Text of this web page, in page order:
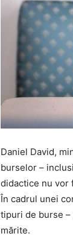
Daniel David,
burselor –
didactice nu vor
În cadrul unei
tipuri de burse
mărite.